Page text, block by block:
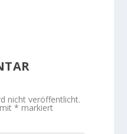
nicht veröffentlicht.
mit* markiert